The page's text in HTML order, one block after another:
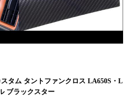
タム タントファンクロス LA650S・L
ブラックスター